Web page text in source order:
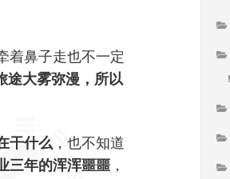
着鼻子走也不一定
途大雾弥漫，所以
干什么 ，也不知道
三年的浑浑噩噩 ，